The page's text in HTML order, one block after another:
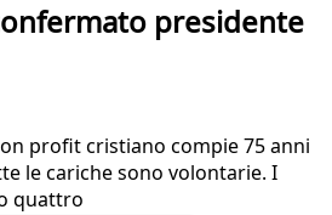
presidente
profit cristiano compie 75 anni
le cariche sono volontarie. I
quattro